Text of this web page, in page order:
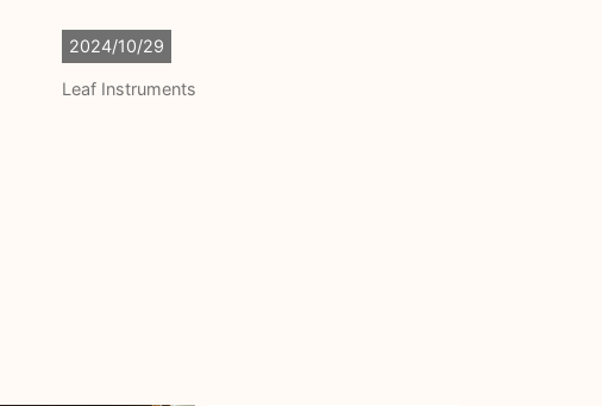
2024/10/29
Leaf Instruments